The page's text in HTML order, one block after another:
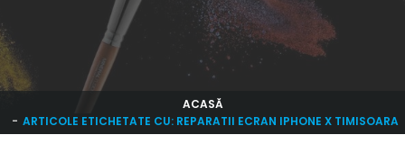
ACASĂ
ARTICOLE ETICHETATE CU: REPARATII ECRAN IPHONE X TIMISOARA